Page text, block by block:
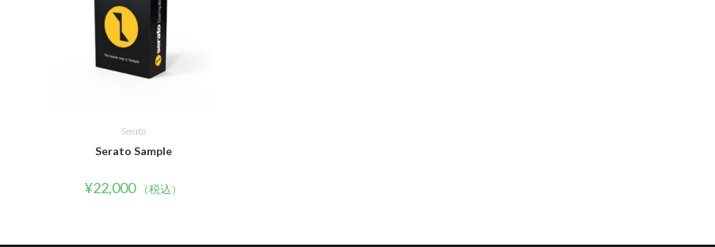
Serato
Serato Sample
¥22,000 （税込）